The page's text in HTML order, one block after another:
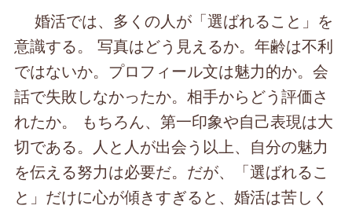
婚活では、多くの人が「選ばれること」を
意識する。 写真はどう見えるか。年齢は不利
ではないか。プロフィール文は魅力的か。会
話で失敗しなかったか。相手からどう評価さ
れたか。 もちろん、第一印象や自己表現は大
切である。人と人が出会う以上、自分の魅力
を伝える努力は必要だ。だが、「選ばれるこ
と」だけに心が傾きすぎると、婚活は苦しく